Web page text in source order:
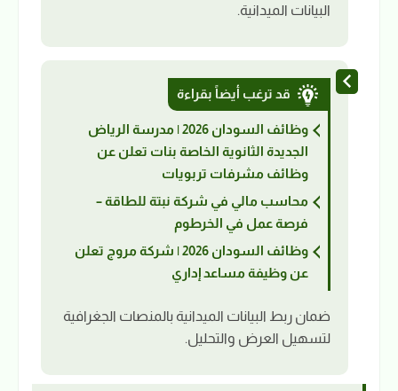
البيانات الميدانية.
قد ترغب أيضاً بقراءة
وظائف السودان 2026 | مدرسة الرياض
الجديدة الثانوية الخاصة بنات تعلن عن
وظائف مشرفات تربويات
محاسب مالي في شركة نبتة للطاقة –
فرصة عمل في الخرطوم
وظائف السودان 2026 | شركة مروج تعلن
عن وظيفة مساعد إداري
ضمان ربط البيانات الميدانية بالمنصات الجغرافية
لتسهيل العرض والتحليل.